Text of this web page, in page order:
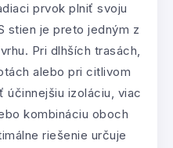
prvok plniť svoju
stien je preto jedným z
Pri dlhších trasách,
alebo pri citlivom
účinnejšiu izoláciu, viac
kombináciu oboch
riešenie určuje